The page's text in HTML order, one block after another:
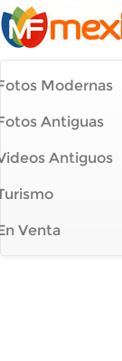
Modernas
Antiguas
Antiguos
Venta